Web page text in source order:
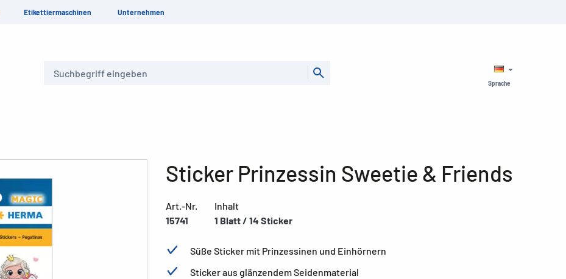
Etikettiermaschinen Unternehmen
Sprache
Sticker Prinzessin Sweetie & Friends
Art.-Nr.
15741
Inhalt
1 Blatt / 14 Sticker
Süße Sticker mit Prinzessinen und Einhörnern
Sticker aus glänzendem Seidenmaterial